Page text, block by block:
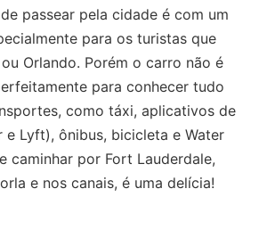
passear pela cidade é com um
para os turistas que
Orlando. Porém o carro não é
para conhecer tudo
como táxi, aplicativos de
e Lyft), ônibus, bicicleta e Water
caminhar por Fort Lauderdale,
e nos canais, é uma delícia!